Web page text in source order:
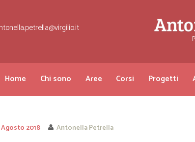
Home Chi sono Aree Corsi Progetti
Agosto 2018 Antonella Petrella